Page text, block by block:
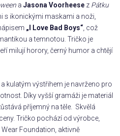
a Jasona Voorheese z Pátku
s ikonickými maskami a noži,
„I Love Bad Boys“ , což
a temnotou. Tričko je
milují horory, černý humor a chtějí
kulatým výstřihem je navrženo pro
Díky vyšší gramáži je materiál
příjemný na těle. Skvělá
Tričko pochází od výrobce,
Foundation, aktivně